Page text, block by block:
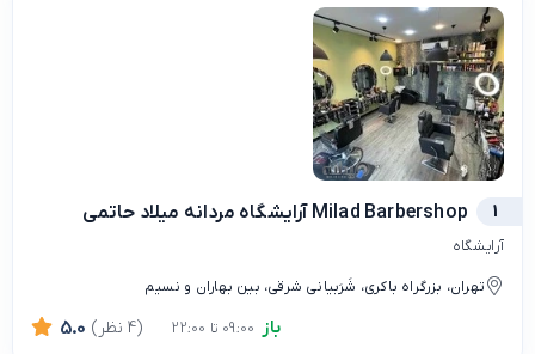
1 Milad Barbershop آرایشگاه مردانه میلاد حاتمی
آرایشگاه
تهران، بزرگراه باکری، شَرَبیانی شرقی، بین بهاران و نسیم
باز 5.0 (4 نظر)